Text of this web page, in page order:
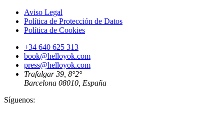
Aviso Legal
Política de Protección de Datos
Política de Cookies
+34 640 625 313
book@helloyok.com
press@helloyok.com
Trafalgar 39, 8°2°
Barcelona 08010, España
Síguenos: